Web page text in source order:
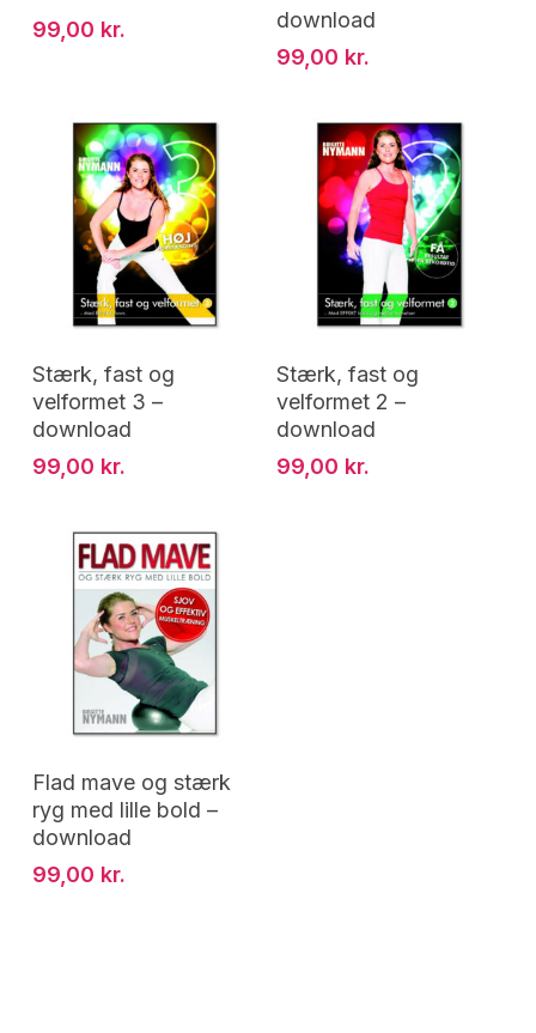
99,00 kr.
download
99,00 kr.
Stærk, fast og
velformet 3 –
download
99,00 kr.
Stærk, fast og
velformet 2 –
download
99,00 kr.
Tilføj Til Kurv
Flad mave og stærk
ryg med lille bold –
download
99,00 kr.